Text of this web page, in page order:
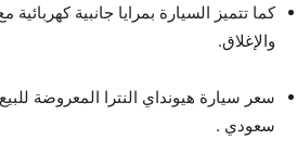
كما تتميز السيارة بمرايا جانبية
والإغلاق.
سعودي .